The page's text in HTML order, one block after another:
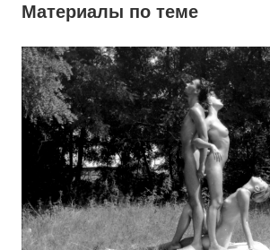
Материалы по теме